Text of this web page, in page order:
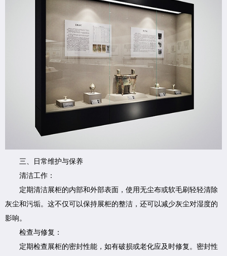
三、日常维护与保养
清洁工作：
定期清洁展柜的内部和外部表面，使用无尘布或软毛刷轻轻清除
灰尘和污垢。这不仅可以保持展柜的整洁，还可以减少灰尘对湿度的
影响。
检查与修复：
定期检查展柜的密封性能，如有破损或老化应及时修复。密封性